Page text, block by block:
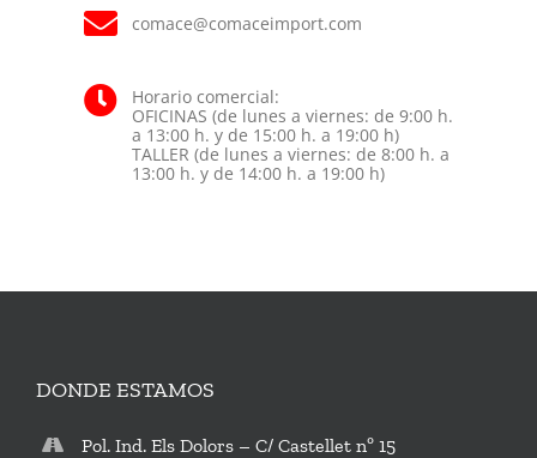
comace@comaceimport.com
Horario comercial:
OFICINAS (de lunes a viernes: de 9:00 h.
a 13:00 h. y de 15:00 h. a 19:00 h)
TALLER (de lunes a viernes: de 8:00 h. a
13:00 h. y de 14:00 h. a 19:00 h)
DONDE ESTAMOS
Pol. Ind. Els Dolors – C/ Castellet nº 15